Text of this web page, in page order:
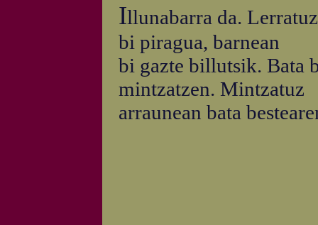
Illunabarra da.
bi piragua, barnean
bi gazte billutsik. Bata
mintzatzen. Mintzatuz
arraunean bata